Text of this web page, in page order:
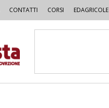
CONTATTI CORSI EDAGRICOLE